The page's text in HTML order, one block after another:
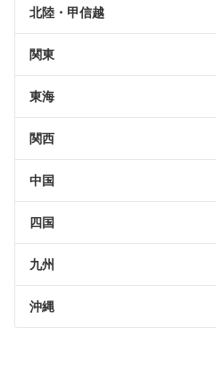
北陸・甲信越
関東
東海
関西
中国
四国
九州
沖縄